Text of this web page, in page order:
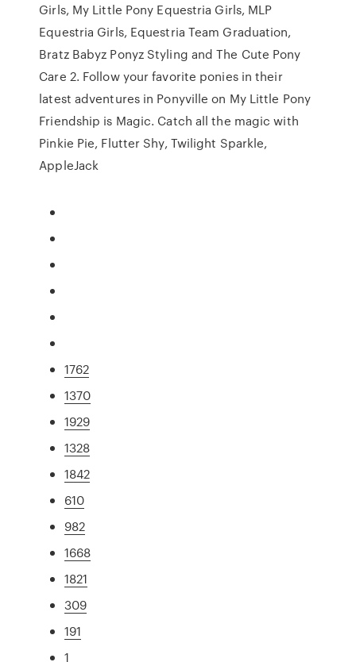
Girls, My Little Pony Equestria Girls, MLP
Equestria Girls, Equestria Team Graduation,
Bratz Babyz Ponyz Styling and The Cute Pony
Care 2. Follow your favorite ponies in their
latest adventures in Ponyville on My Little Pony
Friendship is Magic. Catch all the magic with
Pinkie Pie, Flutter Shy, Twilight Sparkle,
AppleJack
1762
1370
1929
1328
1842
610
982
1668
1821
309
191
1